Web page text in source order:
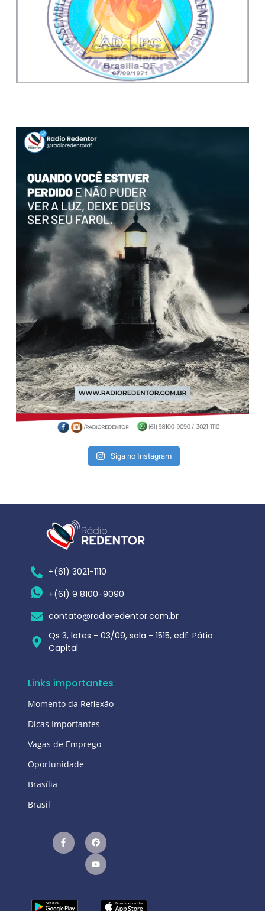
Siga no Instagram
+(61) 3021-1110
+(61) 9 8100-9090
contato@radioredentor.com.br
Qs 3, lotes - 03/09, sala - 1515, edf. Pátio
Capital
Links importantes
Momento da Reflexão
Dicas Importantes
Vagas de Emprego
Oportunidade
Brasília
Brasil